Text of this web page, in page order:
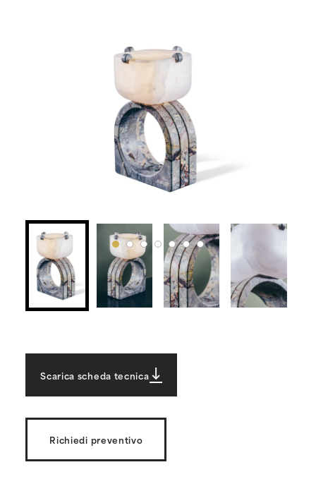
Scarica scheda tecnica
Richiedi preventivo